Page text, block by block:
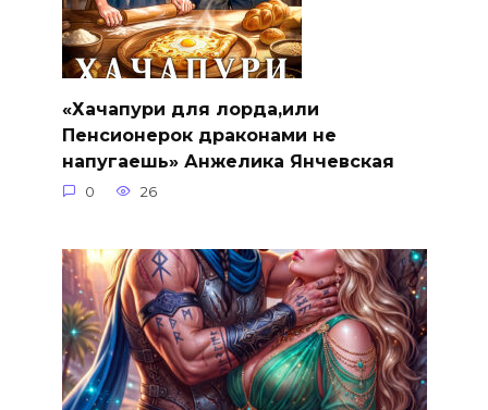
«Хачапури для лорда,или
Пенсионерок драконами не
напугаешь» Анжелика Янчевская
0 26